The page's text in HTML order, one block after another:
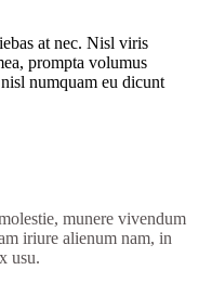
at nec. Nisl viris
prompta volumus
numquam eu dicunt
munere vivendum
iriure alienum nam, in
usu.